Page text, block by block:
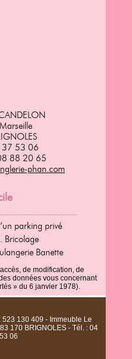
37 53 06
88 20 65
phan.com
parking privé
Bricolage
Banette
de modification, de
données vous concernant
» du 6 janvier 1978).
523 130 409 - Immeuble Le
170 BRIGNOLES - Tél. : 04
06